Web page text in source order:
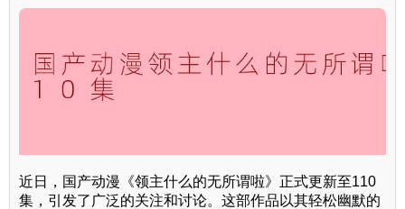
近日，国产动漫《领主什么的无所谓啦》正式更新至110
集，引发了广泛的关注和讨论。这部作品以其轻松幽默的